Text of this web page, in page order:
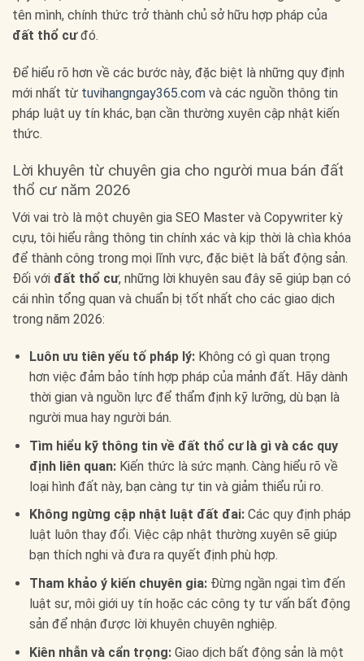
tên mình, chính thức trở thành chủ sở hữu hợp pháp của
đất thổ cưđó.
Để hiểu rõ hơn về các bước này, đặc biệt là những quy định
mới nhất từ tuvihangngay365.com và các nguồn thông tin
pháp luật uy tín khác, bạn cần thường xuyên cập nhật kiến
thức.
Lời khuyên từ chuyên gia cho người mua bán đất
thổ cư năm 2026
Với vai trò là một chuyên gia SEO Master và Copywriter kỳ
cựu, tôi hiểu rằng thông tin chính xác và kịp thời là chìa khóa
để thành công trong mọi lĩnh vực, đặc biệt là bất động sản.
Đối với đất thổ cư, những lời khuyên sau đây sẽ giúp bạn có
cái nhìn tổng quan và chuẩn bị tốt nhất cho các giao dịch
trong năm 2026:
Luôn ưu tiên yếu tố pháp lý:Không có gì quan trọng
hơn việc đảm bảo tính hợp pháp của mảnh đất. Hãy dành
thời gian và nguồn lực để thẩm định kỹ lưỡng, dù bạn là
người mua hay người bán.
Tìm hiểu kỹ thông tin về đất thổ cư là gì và các quy
định liên quan:Kiến thức là sức mạnh. Càng hiểu rõ về
loại hình đất này, bạn càng tự tin và giảm thiểu rủi ro.
Không ngừng cập nhật luật đất đai:Các quy định pháp
luật luôn thay đổi. Việc cập nhật thường xuyên sẽ giúp
bạn thích nghi và đưa ra quyết định phù hợp.
Tham khảo ý kiến chuyên gia:Đừng ngần ngại tìm đến
luật sư, môi giới uy tín hoặc các công ty tư vấn bất động
sản để nhận được lời khuyên chuyên nghiệp.
Kiên nhẫn và cẩn trọng:Giao dịch bất động sản là một